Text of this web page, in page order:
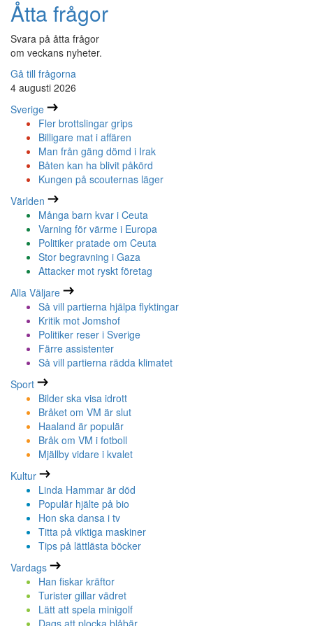
Åtta frågor
Svara på åtta frågor
om veckans nyheter.
Gå till frågorna
4 augusti 2026
Sverige
Fler brottslingar grips
Billigare mat i affären
Man från gäng dömd i Irak
Båten kan ha blivit påkörd
Kungen på scouternas läger
Världen
Många barn kvar i Ceuta
Varning för värme i Europa
Politiker pratade om Ceuta
Stor begravning i Gaza
Attacker mot ryskt företag
Alla Väljare
Så vill partierna hjälpa flyktingar
Kritik mot Jomshof
Politiker reser i Sverige
Färre assistenter
Så vill partierna rädda klimatet
Sport
Bilder ska visa idrott
Bråket om VM är slut
Haaland är populär
Bråk om VM i fotboll
Mjällby vidare i kvalet
Kultur
Linda Hammar är död
Populär hjälte på bio
Hon ska dansa i tv
Titta på viktiga maskiner
Tips på lättlästa böcker
Vardags
Han fiskar kräftor
Turister gillar vädret
Lätt att spela minigolf